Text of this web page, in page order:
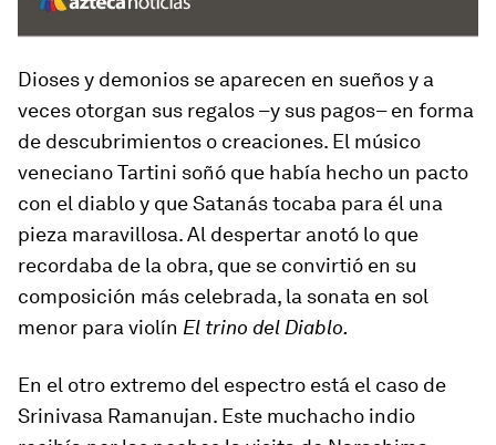
Dioses y demonios se aparecen en sueños y a
veces otorgan sus regalos –y sus pagos– en forma
de descubrimientos o creaciones. El músico
veneciano Tartini soñó que había hecho un pacto
con el diablo y que Satanás tocaba para él una
pieza maravillosa. Al despertar anotó lo que
recordaba de la obra, que se convirtió en su
composición más celebrada, la sonata en sol
menor para violín El trino del Diablo.
En el otro extremo del espectro está el caso de
Srinivasa Ramanujan. Este muchacho indio